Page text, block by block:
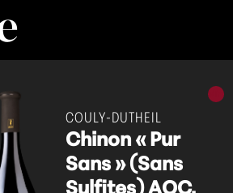
Vins
COULY-DUTHEIL
Chinon « Pur
Sans » (Sans